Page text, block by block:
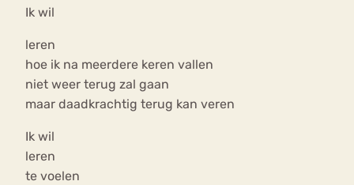
Ik wil
leren
hoe ik na meerdere keren vallen
niet weer terug zal gaan
maar daadkrachtig terug kan veren
Ik wil
leren
te voelen